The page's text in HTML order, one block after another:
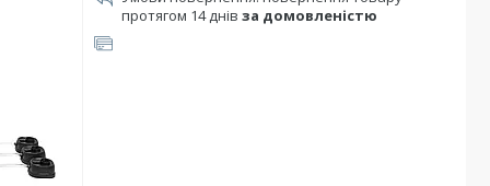
протягом 14 днів за домовленістю